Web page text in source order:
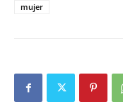
mujer